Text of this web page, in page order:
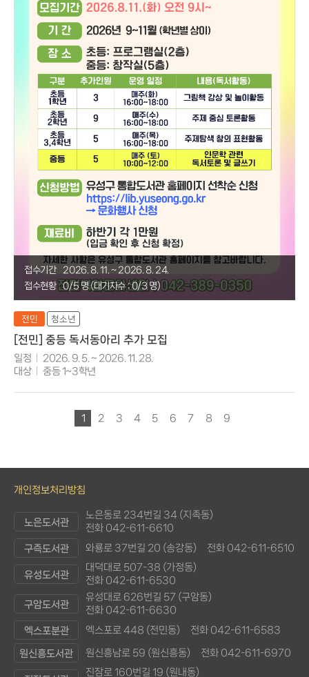
접수기간
2026. 8. 11. ~ 2026. 8. 24.
접수현황
0/5 명 (대기자수 : 0/3 명)
전민 청소년
[전민] 중등 독서동아리 추가 모집
일정
2026. 9. 5. ~ 2026. 11. 28.
대상
중등 1~3학년
1 2 3 4 5 6 7 8 9
개인정보처리방침
노은도서관
노은동로 234번길 34 (지족동)
전화 042-611-6610
구즉도서관
와룡로 37번길 20 (송강동) 전화 042-611-6510
유성도서관
대덕대로 507-38 (가정동)
전화 042-611-6530
구암도서관
유성대로 626번길 57 (구암동)
전화 042-611-6630
엑스포분관
엑스포로 448 (전민동) 전화 042-611-6583
원신흥도서관 원신흥남로 59 (원신흥동) 전화 042-611-6970
진잠로 160번길 19 (원내동)